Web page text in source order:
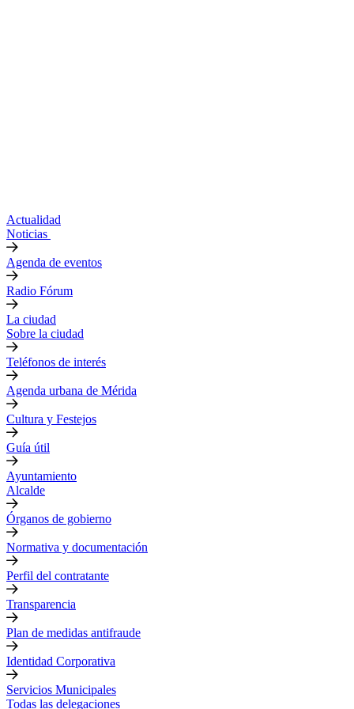
Actualidad
Noticias
Agenda de eventos
Radio Fórum
La ciudad
Sobre la ciudad
Teléfonos de interés
Agenda urbana de Mérida
Cultura y Festejos
Guía útil
Ayuntamiento
Alcalde
Órganos de gobierno
Normativa y documentación
Perfil del contratante
Transparencia
Plan de medidas antifraude
Identidad Corporativa
Servicios Municipales
Todas las delegaciones